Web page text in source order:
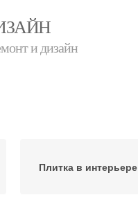
и дизайн
Плитка в интерьере